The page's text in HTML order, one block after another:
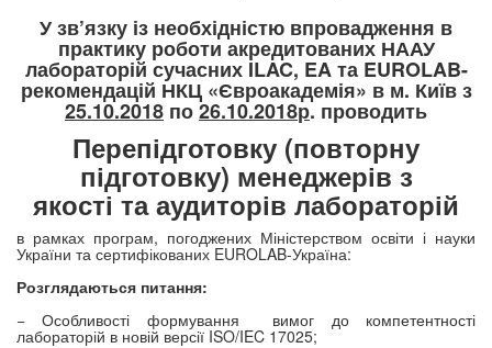
У зв’язку із необхідністю впровадження в
практику роботи акредитованих НААУ
лабораторій сучасних ILAC, EA та EUROLAB-
рекомендацій НКЦ «Євроакадемія» в м. Київ з
25.10.2018 по26.10.2018р. проводить
Перепідготовку (повторну
підготовку) менеджерів з
якості та аудиторів лабораторій
в рамках програм, погоджених Міністерством освіти і науки
України та сертифікованих EUROLAB-Україна:
Розглядаються питання:
− Особливості формування
вимог до компетентності
лабораторій в новій версії ISO/IEC 17025;